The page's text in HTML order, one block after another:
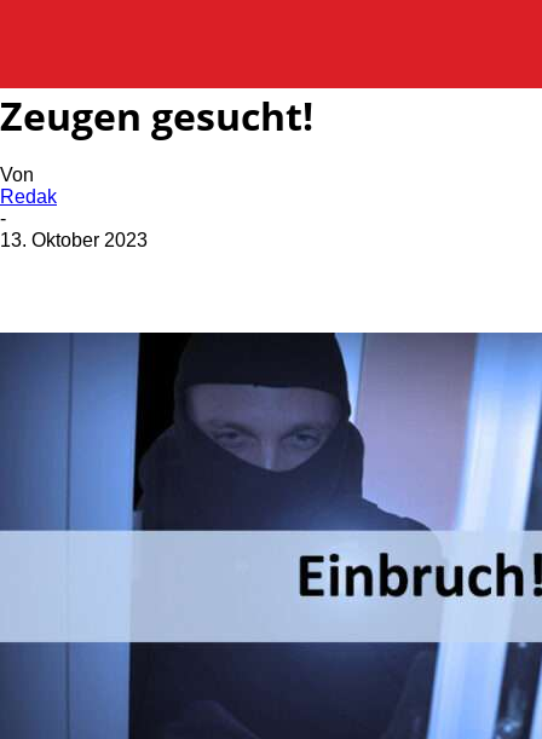
Zeugen gesucht!
Von
Redak
-
13. Oktober 2023